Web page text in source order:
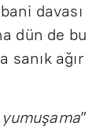
davası
dün de bu
sanık ağır
yumuşama”